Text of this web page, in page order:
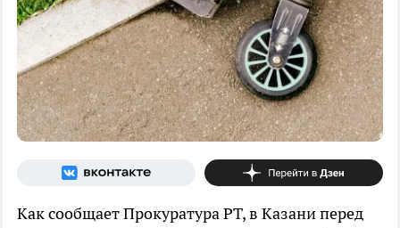
Как сообщает Прокуратура РТ, в Казани перед